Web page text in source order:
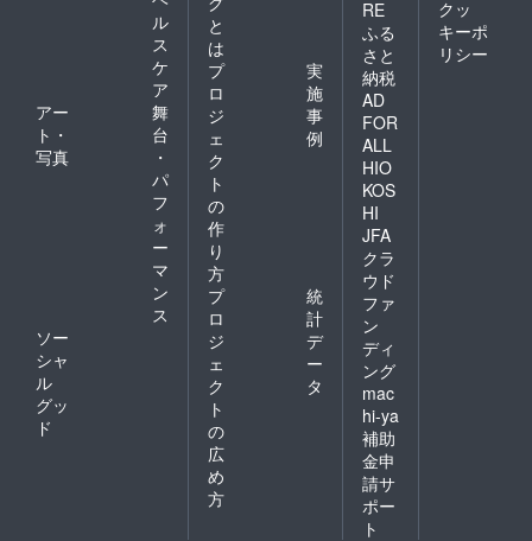
ル
ス
ケ
ア
アー
ト・
写真
舞
台
・
パ
フ
ォ
ー
マ
ン
ス
ソー
シャ
ル
グッ
ド
と
は
プ
ロ
ジ
ェ
ク
ト
の
作
り
方
実
施
事
例
プ
ロ
ジ
ェ
ク
ト
の
広
め
方
統
計
デ
ー
タ
RE
ふる
さと
納税
AD
FOR
ALL
HIO
KOS
HI
JFA
クラ
ウド
ファ
ン
ディ
ング
mac
hi-ya
補助
金申
請サ
ポー
ト
クッ
キーポ
リシー